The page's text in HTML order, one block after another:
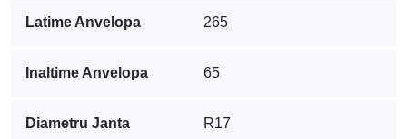
Latime Anvelopa 265
Inaltime Anvelopa 65
Diametru Janta R17